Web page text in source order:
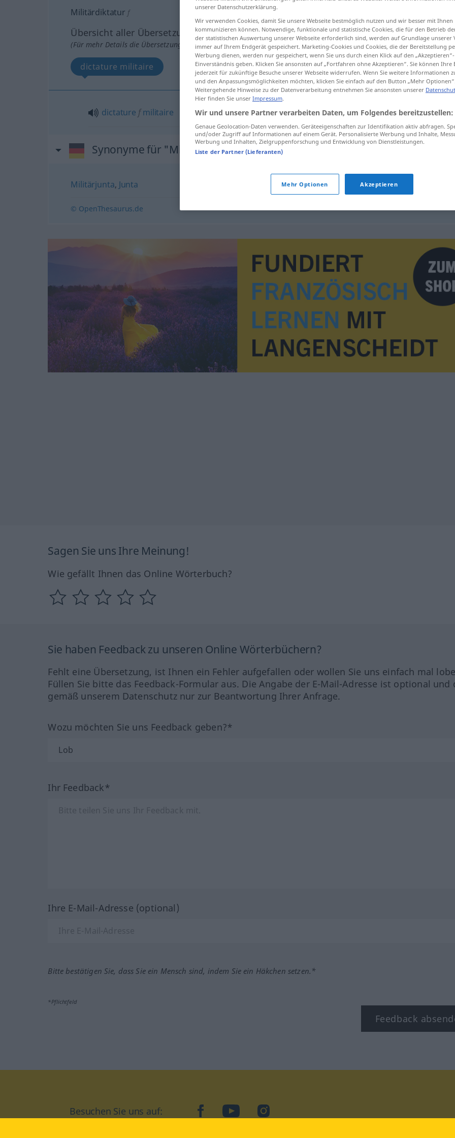
Militärdiktatur f
Übersicht aller Übersetzungen
(Für mehr Details die Übersetzung anklicken/antippen)
dictature militaire
dictature fmilitaire Militärdiktatur
Synonyme für "Militärdiktatur"
Militärjunta, Junta
© OpenThesaurus.de
Sagen Sie uns Ihre Meinung!
Wie gefällt Ihnen das Online Wörterbuch?
Sie haben Feedback zu unseren Online Wörterbüchern?
Fehlt eine Übersetzung, ist Ihnen ein Fehler aufgefallen oder wollen Sie uns einfach mal
Füllen Sie bitte das Feedback-Formular aus. Die Angabe der E-Mail-Adresse ist optional und
gemäß unserem Datenschutz nur zur Beantwortung Ihrer Anfrage.
Wozu möchten Sie uns Feedback geben?*
Ihr Feedback*
Ihre E-Mail-Adresse (optional)
Bitte bestätigen Sie, dass Sie ein Mensch sind, indem Sie ein Häkchen setzen.*
*Pflichtfeld
Feedback
Besuchen Sie uns auf: facebookYouTubeInstagram
unserer Datenschutzerklärung.
Wir verwenden Cookies, damit Sie unsere Webseite bestmöglich nutzen und wir besser mit Ihnen
kommunizieren können. Notwendige, funktionale und statistische Cookies, die für den Betrieb
der statistischen Auswertung unserer Webseite erforderlich sind, werden auf Grundlage unserer
immer auf Ihrem Endgerät gespeichert. Marketing-Cookies und Cookies, die der Bereitstellung
Werbung dienen, werden nur gespeichert, wenn Sie uns durch einen Klick auf den
Einverständnis geben. Klicken Sie ansonsten auf „Fortfahren ohne Akzeptieren“. Sie können
jederzeit für zukünftige Besuche unserer Webseite widerrufen. Wenn Sie weitere Informationen
und den Anpassungsmöglichkeiten möchten, klicken Sie einfach auf den Button „Mehr
Weitergehende Hinweise zu der Datenverarbeitung entnehmen Sie ansonsten unserer
Hier finden Sie unser Impressum.
Wir und unsere Partner verarbeiten Daten, um Folgendes bereitzustellen:
Genaue Geolocation-Daten verwenden. Geräteeigenschaften zur Identifikation aktiv abfragen.
und/oder Zugriff auf Informationen auf einem Gerät. Personalisierte Werbung und Inhalte,
Werbung und Inhalten, Zielgruppenforschung und Entwicklung von Dienstleistungen.
Liste der Partner (Lieferanten)
Mehr Optionen Akzeptieren